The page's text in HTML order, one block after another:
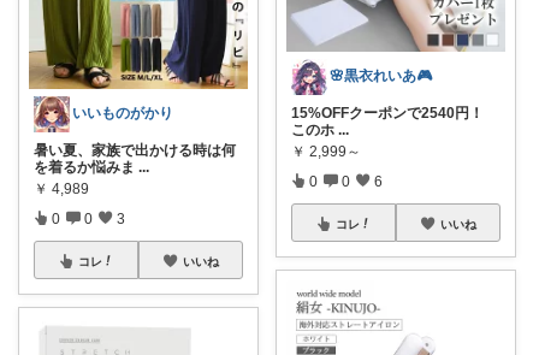
いいものがかり
暑い夏、家族で出かける時は何
を着るか悩みま ...
￥ 4,989
0 0 3
コレ いいね
🌸黒衣れいあ🎮
15%OFFクーポンで2540円！
このホ ...
￥ 2,999～
0 0 6
コレ いいね